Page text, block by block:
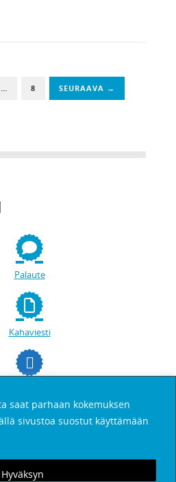
saat parhaan kokemuksen
sivustoa suostut käyttämään
Hyväksyn
… 8 SEURAAVA →
Palaute
Kahaviesti